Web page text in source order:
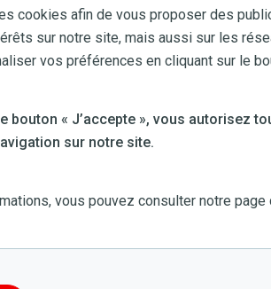
disposez d’un compteur à budget ou d’un
d’activer cette fourniture
de réseau de distribution.
cookies afin de vous proposer des
sur notre site, mais aussi sur les
vos préférences en cliquant sur le
bouton « J’accepte », vous autorisez
sur notre site.
vous pouvez consulter notre page